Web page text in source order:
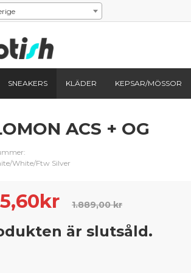
SNEAKERS KLÄDER KEPSAR/MÖSSOR
ACS + OG
White/Ftw Silver
kr 1.889,00 kr
är slutsåld.